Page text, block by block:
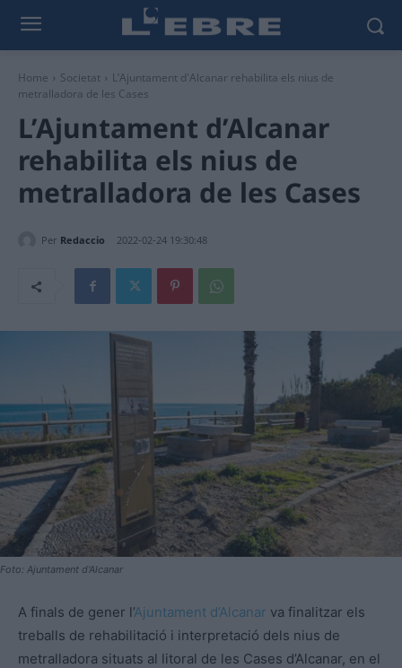
Home Societat
L’Ajuntament d'Alcanar rehabilita els nius de
metralladora de les Cases
L’Ajuntament d’Alcanar
rehabilita els nius de
metralladora de les Cases
Per Redaccio 2022-02-24 19:30:48
Foto: Ajuntament d'Alcanar
A finals de gener l’Ajuntament d’Alcanar va finalitzar els
treballs de rehabilitació i interpretació dels nius de
metralladora situats al litoral de les Cases d’Alcanar, en el